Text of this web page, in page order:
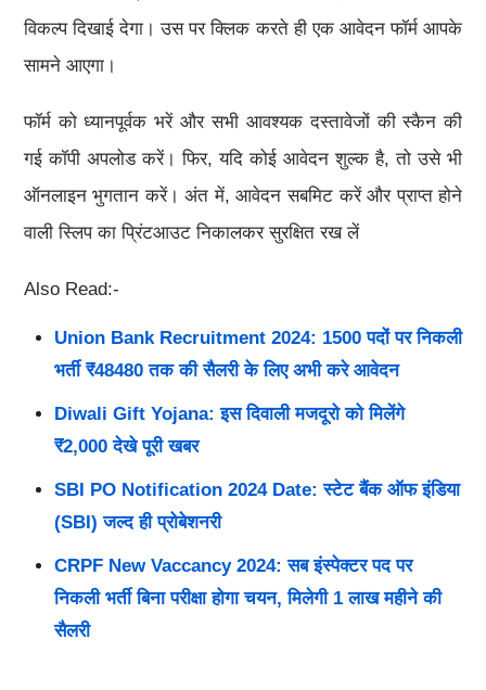
विकल्प दिखाई देगा। उस पर क्लिक करते ही एक आवेदन फॉर्म आपके
सामने आएगा।
फॉर्म को ध्यानपूर्वक भरें और सभी आवश्यक दस्तावेजों की स्कैन की
गई कॉपी अपलोड करें। फिर, यदि कोई आवेदन शुल्क है, तो उसे भी
ऑनलाइन भुगतान करें। अंत में, आवेदन सबमिट करें और प्राप्त होने
वाली स्लिप का प्रिंटआउट निकालकर सुरक्षित रख लें
Also Read:-
Union Bank Recruitment 2024: 1500 पदों पर निकली
भर्ती ₹48480 तक की सैलरी के लिए अभी करे आवेदन
Diwali Gift Yojana: इस दिवाली मजदूरो को मिलेंगे
₹2,000 देखे पूरी खबर
SBI PO Notification 2024 Date: स्टेट बैंक ऑफ इंडिया
(SBI) जल्द ही प्रोबेशनरी
CRPF New Vaccancy 2024: सब इंस्पेक्टर पद पर
निकली भर्ती बिना परीक्षा होगा चयन, मिलेगी 1 लाख महीने की
सैलरी